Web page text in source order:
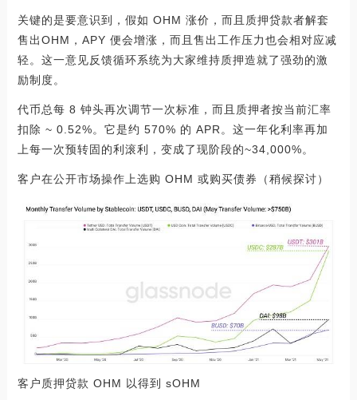
关键的是要意识到，假如 OHM 涨价，而且质押贷款者解套
售出OHM，APY 便会增涨，而且售出工作压力也会相对应减
轻。这一意见反馈循环系统为大家维持质押造就了强劲的激
励制度。
代币总每 8 钟头再次调节一次标准，而且质押者按当前汇率
扣除 ~ 0.52%。它是约 570% 的 APR。这一年化利率再加
上每一次预转固的利滚利，变成了现阶段的~34,000%。
客户在公开市场操作上选购 OHM 或购买债券（稍候探讨）
客户质押贷款 OHM 以得到 sOHM